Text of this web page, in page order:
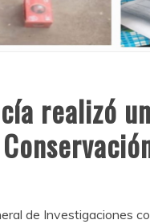
realizó
de Investigaciones